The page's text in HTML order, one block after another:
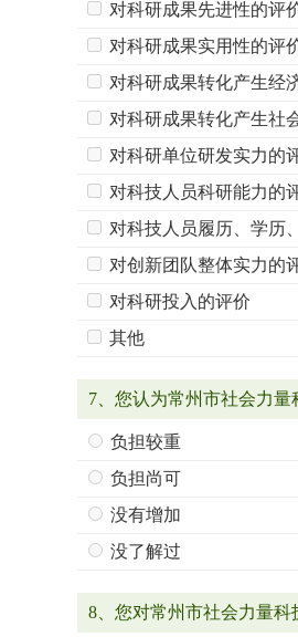
对科研成果先进性的评
对科研成果实用性的评
对科研成果转化产生经
对科研成果转化产生社
对科研单位研发实力的
对科技人员科研能力的
对科技人员履历、学历
对创新团队整体实力的
对科研投入的评价
其他
7、您认为常州市社会力
负担较重
负担尚可
没有增加
没了解过
8、您对常州市社会力量科